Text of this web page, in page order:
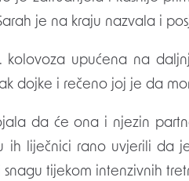
je na kraju nazvala i
kolovoza upućena na
dojke i rečeno joj je da
da će ona i njezin
ih liječnici rano uvjerili da
tijekom intenzivnih